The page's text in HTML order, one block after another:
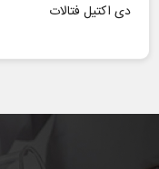
دی اکتیل فتالات